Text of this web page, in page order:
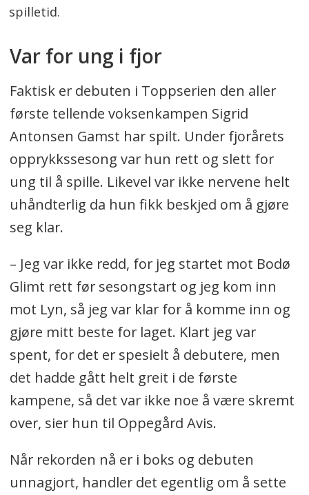
spilletid.
Var for ung i fjor
Faktisk er debuten i Toppserien den aller
første tellende voksenkampen Sigrid
Antonsen Gamst har spilt. Under fjorårets
opprykkssesong var hun rett og slett for
ung til å spille. Likevel var ikke nervene helt
uhåndterlig da hun fikk beskjed om å gjøre
seg klar.
– Jeg var ikke redd, for jeg startet mot Bodø
Glimt rett før sesongstart og jeg kom inn
mot Lyn, så jeg var klar for å komme inn og
gjøre mitt beste for laget. Klart jeg var
spent, for det er spesielt å debutere, men
det hadde gått helt greit i de første
kampene, så det var ikke noe å være skremt
over, sier hun til Oppegård Avis.
Når rekorden nå er i boks og debuten
unnagjort, handler det egentlig om å sette